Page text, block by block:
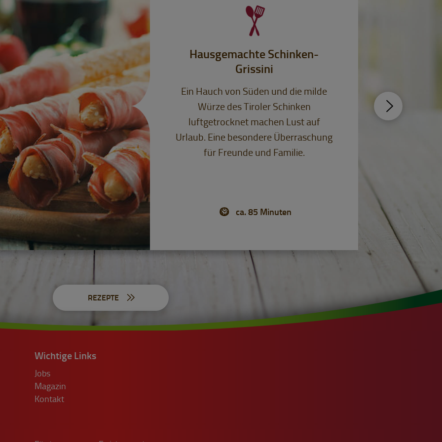
Hausgemachte Schinken-
Grissini
Ein Hauch von Süden und die milde
Würze des Tiroler Schinken
luftgetrocknet machen Lust auf
Urlaub. Eine besondere Überraschung
für Freunde und Familie.
ca. 85 Minuten
REZEPTE
Wichtige Links
Jobs
Magazin
Kontakt